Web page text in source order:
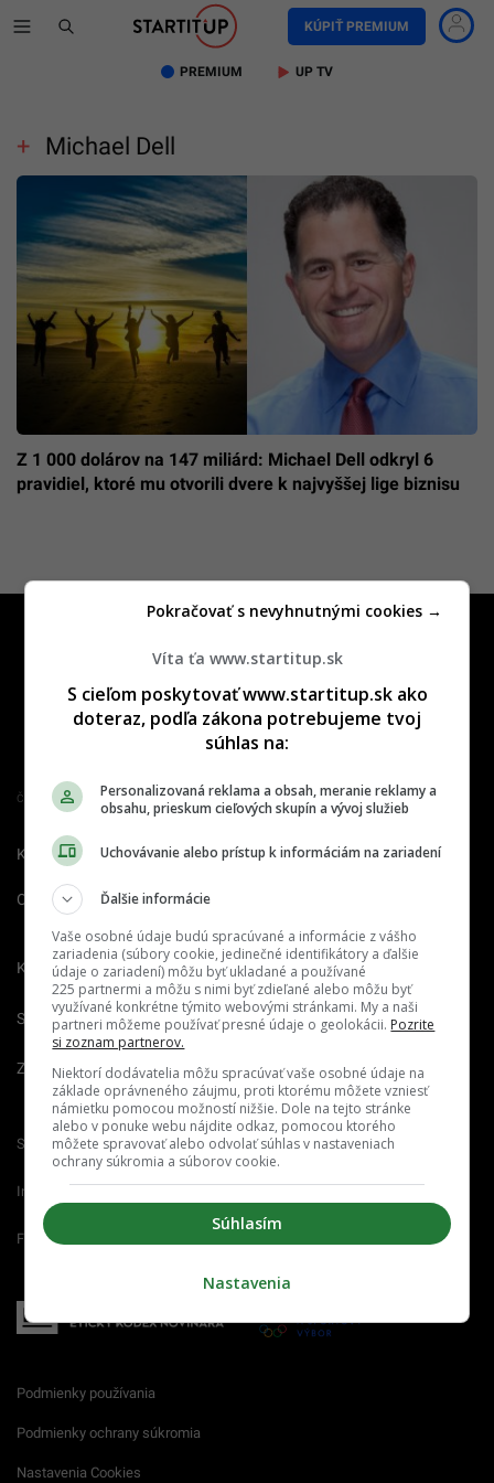
KÚPIŤ PREMIUM
PREMIUM UP TV
Michael Dell
Z 1 000 dolárov na 147 miliárd: Michael Dell odkryl 6
pravidiel, ktoré mu otvorili dvere k najvyššej lige biznisu
Člen združenia IAB Slovakia
Kontakt Inzercia Cenník
O nás Redakcia
Kariéra
Spravovať notifikácie
Zrušiť predplatné
Startitup.sk Fontech.sk Odzadu.sk
Interez.sk Emefka.sk Receptik.sk
Femm.sk
Podmienky používania
Podmienky ochrany súkromia
Nastavenia Cookies
Víta ťa www.startitup.sk
S cieľom poskytovať www.startitup.sk ako
doteraz, podľa zákona potrebujeme tvoj
súhlas na:
Personalizovaná reklama a obsah, meranie reklamy a
obsahu, prieskum cieľových skupín a vývoj služieb
Uchovávanie alebo prístup k informáciám na zariadení
Ďalšie informácie
Vaše osobné údaje budú spracúvané a informácie z vášho
zariadenia (súbory cookie, jedinečné identifikátory a ďalšie
údaje o zariadení) môžu byť ukladané a používané
225 partnermi a môžu s nimi byť zdieľané alebo môžu byť
využívané konkrétne týmito webovými stránkami. My a naši
partneri môžeme používať presné údaje o geolokácii. Pozrite
si zoznam partnerov.
Niektorí dodávatelia môžu spracúvať vaše osobné údaje na
základe oprávneného záujmu, proti ktorému môžete vzniesť
námietku pomocou možností nižšie. Dole na tejto stránke
alebo v ponuke webu nájdite odkaz, pomocou ktorého
môžete spravovať alebo odvolať súhlas v nastaveniach
ochrany súkromia a súborov cookie.
Súhlasím
Pokračovať s nevyhnutnými cookies →
Nastavenia